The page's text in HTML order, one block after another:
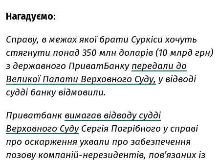
Нагадуємо:
Справу, в межах якої брати Суркіси хочуть
стягнути понад 350 млн доларів (10 млрд грн)
з державного ПриватБанку передали до
Великої Палати Верховного Суду, у відводі
судді банку відмовили.
Приватбанк вимагав відводу судді
Верховного СудуСергія Погрібного у справі
про оскарження ухвали про забезпечення
позову компаній-нерезидентів, пов’язаних із